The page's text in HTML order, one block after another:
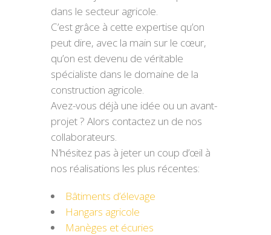
dans le secteur agricole.
C’est grâce à cette expertise qu’on
peut dire, avec la main sur le cœur,
qu’on est devenu de véritable
spécialiste dans le domaine de la
construction agricole.
Avez-vous déjà une idée ou un avant-
projet ? Alors contactez un de nos
collaborateurs.
N’hésitez pas à jeter un coup d’œil à
nos réalisations les plus récentes:
Bâtiments d’élevage
Hangars agricole
Manèges et écuries